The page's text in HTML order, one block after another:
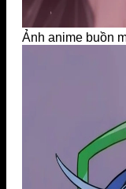
Ảnh anime buồn